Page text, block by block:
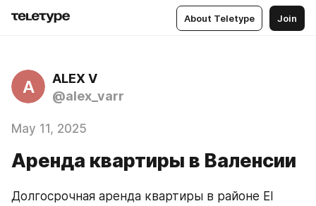
About Teletype Join
A
ALEX V
@alex_varr
May 11, 2025
Аренда квартиры в Валенсии
Долгосрочная аренда квартиры в районе El